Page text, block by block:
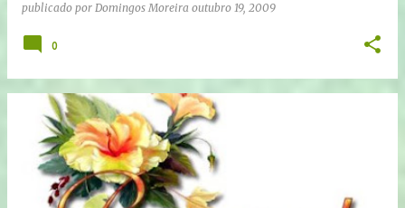
publicado por Domingos Moreira outubro 19, 2009
0